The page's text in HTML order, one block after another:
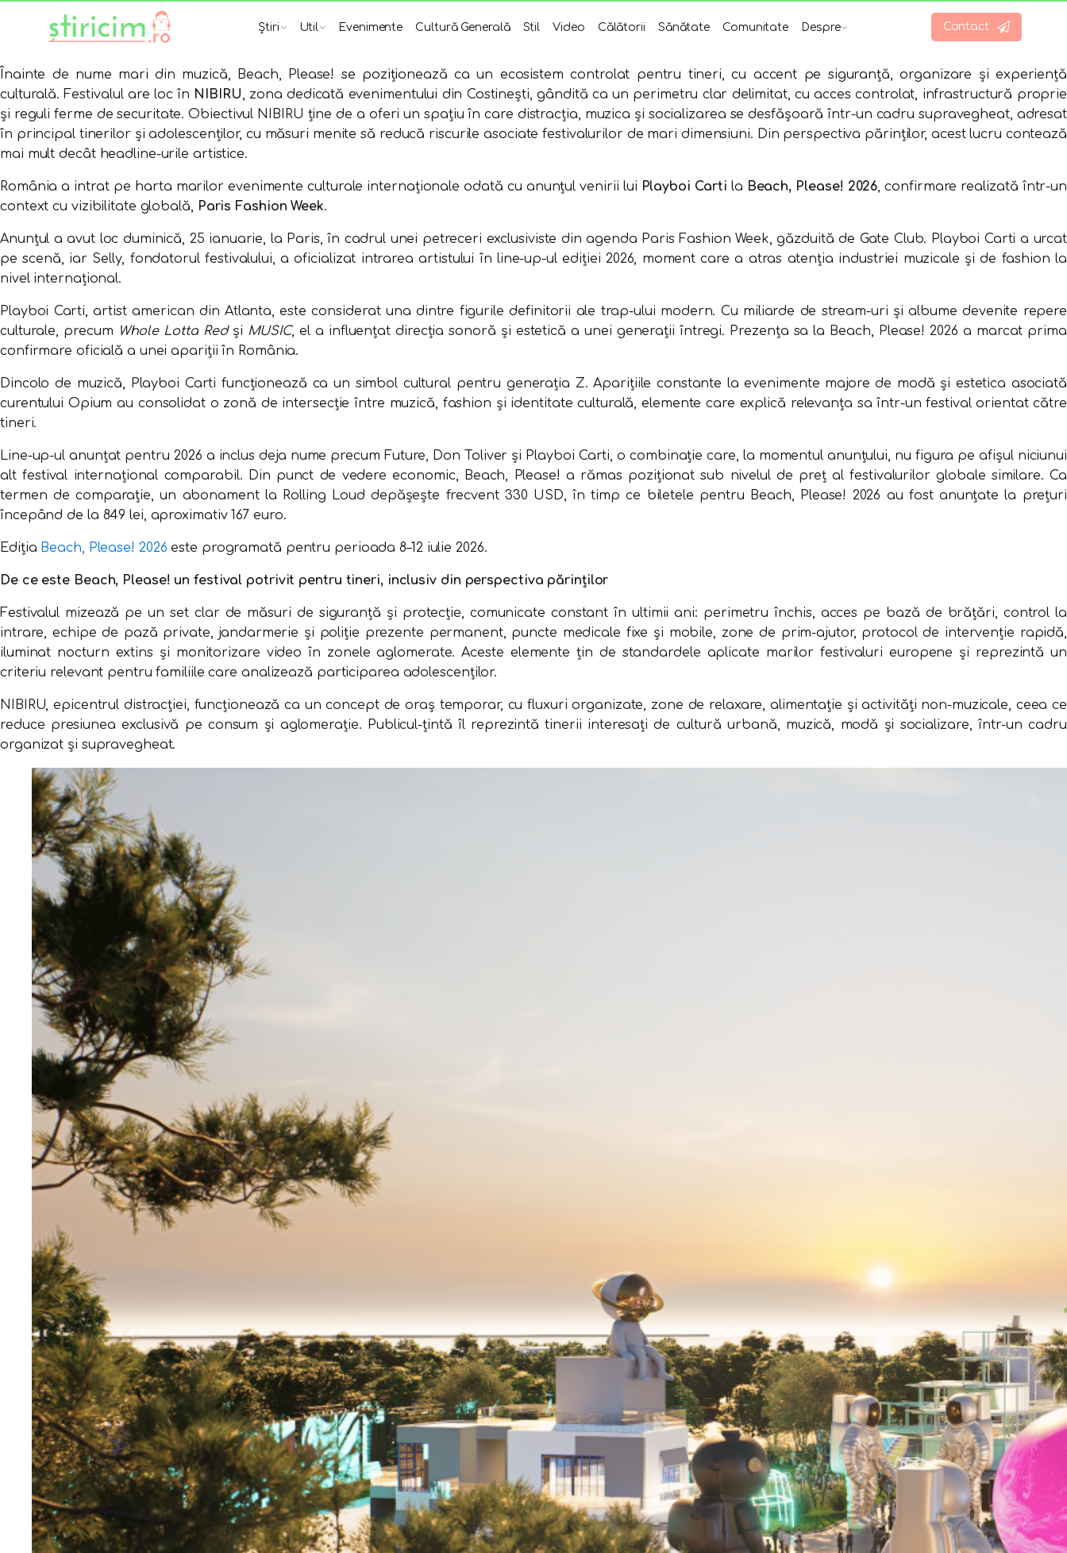
Știri Util Evenimente Cultură Generală Stil Video Călătorii Sănătate Comunitate Despre Contact
Înainte de nume mari din muzică, Beach, Please! se poziționează ca un ecosistem controlat pentru tineri, cu accent pe siguranță, organizare și experiență
culturală. Festivalul are loc în NIBIRU, zona dedicată evenimentului din Costinești, gândită ca un perimetru clar delimitat, cu acces controlat, infrastructură proprie
și reguli ferme de securitate. Obiectivul NIBIRU ține de a oferi un spațiu în care distracția, muzica și socializarea se desfășoară într-un cadru supravegheat, adresat
în principal tinerilor și adolescenților, cu măsuri menite să reducă riscurile asociate festivalurilor de mari dimensiuni. Din perspectiva părinților, acest lucru contează
mai mult decât headline-urile artistice.
România a intrat pe harta marilor evenimente culturale internaționale odată cu anunțul venirii lui Playboi Carti la Beach, Please! 2026, confirmare realizată într-un
context cu vizibilitate globală, Paris Fashion Week.
Anunțul a avut loc duminică, 25 ianuarie, la Paris, în cadrul unei petreceri exclusiviste din agenda Paris Fashion Week, găzduită de Gate Club. Playboi Carti a urcat
pe scenă, iar Selly, fondatorul festivalului, a oficializat intrarea artistului în line-up-ul ediției 2026, moment care a atras atenția industriei muzicale și de fashion la
nivel internațional.
Playboi Carti, artist american din Atlanta, este considerat una dintre figurile definitorii ale trap-ului modern. Cu miliarde de stream-uri și albume devenite repere
culturale, precum Whole Lotta Redși MUSIC, el a influențat direcția sonoră și estetică a unei generații întregi. Prezența sa la Beach, Please! 2026 a marcat prima
confirmare oficială a unei apariții în România.
Dincolo de muzică, Playboi Carti funcționează ca un simbol cultural pentru generația Z. Aparițiile constante la evenimente majore de modă și estetica asociată
curentului Opium au consolidat o zonă de intersecție între muzică, fashion și identitate culturală, elemente care explică relevanța sa într-un festival orientat către
tineri.
Line-up-ul anunțat pentru 2026 a inclus deja nume precum Future, Don Toliver și Playboi Carti, o combinație care, la momentul anunțului, nu figura pe afișul niciunui
alt festival internațional comparabil. Din punct de vedere economic, Beach, Please! a rămas poziționat sub nivelul de preț al festivalurilor globale similare. Ca
termen de comparație, un abonament la Rolling Loud depășește frecvent 330 USD, în timp ce biletele pentru Beach, Please! 2026 au fost anunțate la prețuri
începând de la 849 lei, aproximativ 167 euro.
Ediția Beach, Please! 2026 este programată pentru perioada 8–12 iulie 2026.
De ce este Beach, Please! un festival potrivit pentru tineri, inclusiv din perspectiva părinților
Festivalul mizează pe un set clar de măsuri de siguranță și protecție, comunicate constant în ultimii ani: perimetru închis, acces pe bază de brățări, control la
intrare, echipe de pază private, jandarmerie și poliție prezente permanent, puncte medicale fixe și mobile, zone de prim-ajutor, protocol de intervenție rapidă,
iluminat nocturn extins și monitorizare video în zonele aglomerate. Aceste elemente țin de standardele aplicate marilor festivaluri europene și reprezintă un
criteriu relevant pentru familiile care analizează participarea adolescenților.
NIBIRU, epicentrul distracției, funcționează ca un concept de oraș temporar, cu fluxuri organizate, zone de relaxare, alimentație și activități non-muzicale, ceea ce
reduce presiunea exclusivă pe consum și aglomerație. Publicul-țintă îl reprezintă tinerii interesați de cultură urbană, muzică, modă și socializare, într-un cadru
organizat și supravegheat.